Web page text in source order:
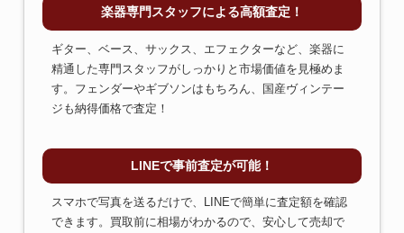
楽器専門スタッフによる高額査定！
ギター、ベース、サックス、エフェクターなど、楽器に
精通した専門スタッフがしっかりと市場価値を見極めま
す。フェンダーやギブソンはもちろん、国産ヴィンテー
ジも納得価格で査定！
LINEで事前査定が可能！
スマホで写真を送るだけで、LINEで簡単に査定額を確認
できます。買取前に相場がわかるので、安心して売却で